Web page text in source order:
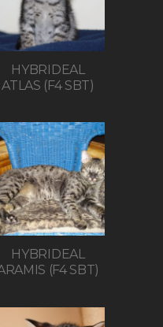
HYBRIDEAL
ATLAS (F4 SBT)
HYBRIDEAL
(F4 SBT)